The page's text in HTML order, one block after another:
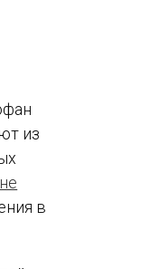
из
не
в